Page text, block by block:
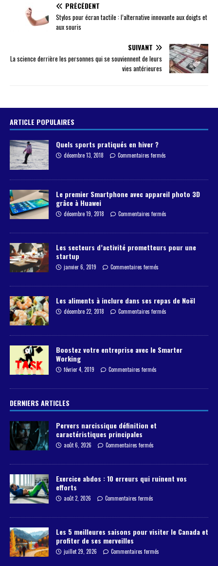
PRÉCÉDENT
Stylos pour écran tactile : l’alternative innovante aux doigts et
aux souris
SUIVANT
La science derrière les personnes qui se souviennent de leurs
vies antérieures
ARTICLE POPULAIRES
Quels sports pratiqués en hiver ?
décembre 13, 2018 Commentaires fermés
Le premier Smartphone avec appareil photo 3D
grâce à Huawei
décembre 19, 2018 Commentaires fermés
Les secteurs d’activité prometteurs pour une
startup
janvier 6, 2019 Commentaires fermés
Les aliments à inclure dans ses repas de Noël
décembre 22, 2018 Commentaires fermés
Boostez votre entreprise avec le Smarter
Working
février 4, 2019 Commentaires fermés
DERNIERS ARTICLES
Pervers narcissique définition et
caractéristiques principales
août 6, 2026 Commentaires fermés
Exercice abdos : 10 erreurs qui ruinent vos
efforts
août 2, 2026 Commentaires fermés
Les 5 meilleures saisons pour visiter le Canada et
profiter de ses merveilles
juillet 29, 2026 Commentaires fermés